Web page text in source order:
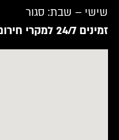
שישי – שבת: סגור
זמינים 24/7 למקרי חירום!